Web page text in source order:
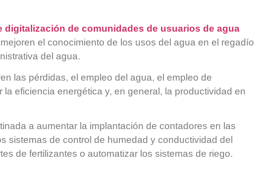
digitalización de comunidades de usuarios de agua
el conocimiento de los usos del agua en el regadío
del agua.
las pérdidas, el empleo del agua, el empleo de
eficiencia energética y, en general, la productividad en
a aumentar la implantación de contadores en las
sistemas de control de humedad y conductividad del
de fertilizantes o automatizar los sistemas de riego.